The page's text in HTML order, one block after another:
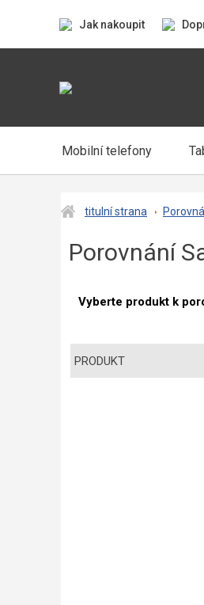
Jak nakoupit
Mobilní telefony
titulní strana
Porovnání
Vyberte produkt k
PRODUKT